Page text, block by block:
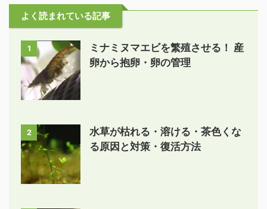
よく読まれている記事
1
ミナミヌマエビを繁殖させる！ 産
卵から抱卵・卵の管理
2
水草が枯れる・溶ける・茶色くな
る原因と対策・復活方法